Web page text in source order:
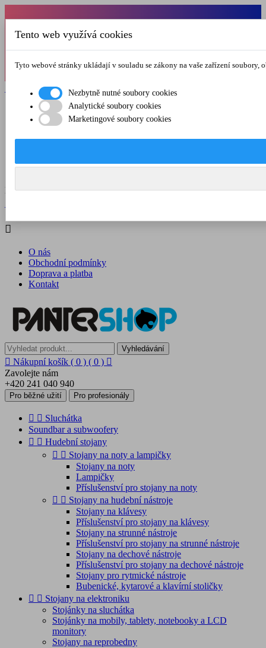
Od 1.7.-31.8.2026 budeme mít v pátek
zkrácenou provozní dobu do 12.00 hod. Přejeme
Registrovat  Přihlásit se
O nás
Kontakt
Menu  

O nás
Obchodní podmínky
Doprava a platba
Kontakt
Vyhledávání
 Nákupní košík ( 0 ) ( 0 ) 
Zavolejte nám
+420 241 040 940
Pro běžné užití Pro profesionály
  Sluchátka
Soundbar a subwoofery
  Hudební stojany
  Stojany na noty a lampičky
Stojany na noty
Lampičky
Příslušenství pro stojany na noty
  Stojany na hudební nástroje
Stojany na klávesy
Příslušenství pro stojany na klávesy
Stojany na strunné nástroje
Příslušenství pro stojany na strunné nástroje
Stojany na dechové nástroje
Příslušenství pro stojany na dechové nástroje
Stojany pro rytmické nástroje
Bubenické, kytarové a klavírní stoličky
  Stojany na elektroniku
Stojánky na sluchátka
Stojánky na mobily, tablety, notebooky a LCD
monitory
Stojany na reprobedny
Tento web využívá cookies
Tyto webové stránky ukládají v souladu se zákony na vaše zařízení
Nezbytně nutné soubory cookies
Analytické soubory cookies
Marketingové soubory cookies